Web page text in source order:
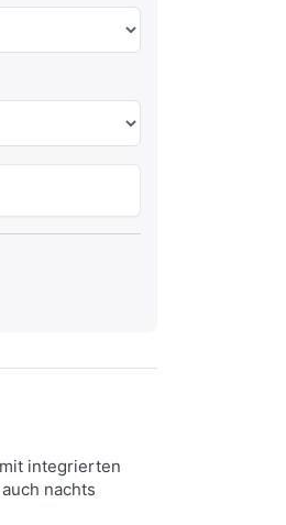
integrierten
nachts